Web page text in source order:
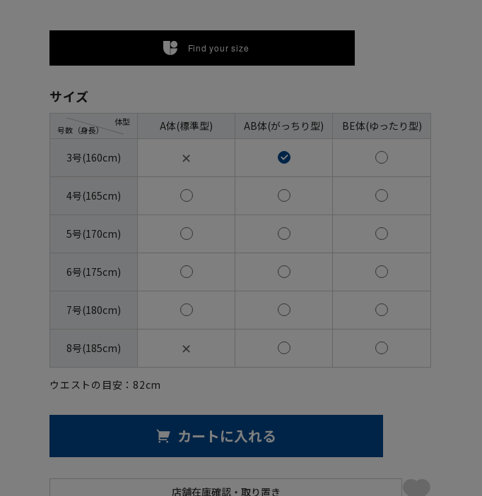
Find your size
サイズ
号数（身長）
体型 A体(標準型) AB体(がっちり型) BE体(ゆったり型)
3号(160cm) ✕
4号(165cm)
5号(170cm)
6号(175cm)
7号(180cm)
8号(185cm) ✕
ウエストの目安： 82cm
カートに入れる